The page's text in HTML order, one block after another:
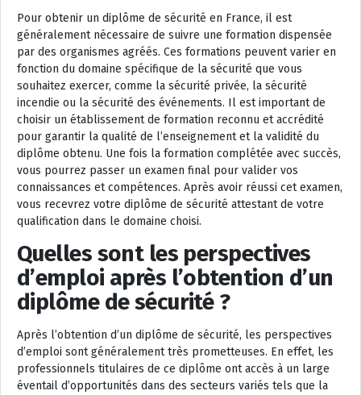
Pour obtenir un diplôme de sécurité en France, il est
généralement nécessaire de suivre une formation dispensée
par des organismes agréés. Ces formations peuvent varier en
fonction du domaine spécifique de la sécurité que vous
souhaitez exercer, comme la sécurité privée, la sécurité
incendie ou la sécurité des événements. Il est important de
choisir un établissement de formation reconnu et accrédité
pour garantir la qualité de l’enseignement et la validité du
diplôme obtenu. Une fois la formation complétée avec succès,
vous pourrez passer un examen final pour valider vos
connaissances et compétences. Après avoir réussi cet examen,
vous recevrez votre diplôme de sécurité attestant de votre
qualification dans le domaine choisi.
Quelles sont les perspectives
d’emploi après l’obtention d’un
diplôme de sécurité ?
Après l’obtention d’un diplôme de sécurité, les perspectives
d’emploi sont généralement très prometteuses. En effet, les
professionnels titulaires de ce diplôme ont accès à un large
éventail d’opportunités dans des secteurs variés tels que la